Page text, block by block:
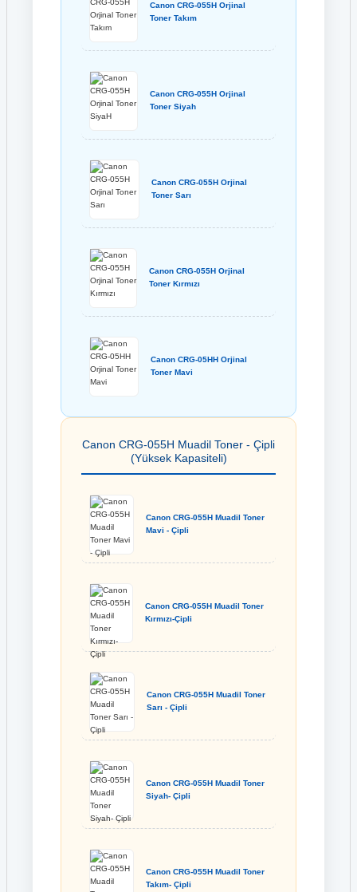
Canon CRG-055H Orjinal
Toner Takım
Canon CRG-055H Orjinal
Toner Siyah
Canon CRG-055H Orjinal
Toner Sarı
Canon CRG-055H Orjinal
Toner Kırmızı
Canon CRG-05HH Orjinal
Toner Mavi
Canon CRG-055H Muadil Toner - Çipli
(Yüksek Kapasiteli)
Canon CRG-055H Muadil Toner
Mavi - Çipli
Canon CRG-055H Muadil Toner
Kırmızı-Çipli
Canon CRG-055H Muadil Toner
Sarı - Çipli
Canon CRG-055H Muadil Toner
Siyah- Çipli
Canon CRG-055H Muadil Toner
Takım- Çipli